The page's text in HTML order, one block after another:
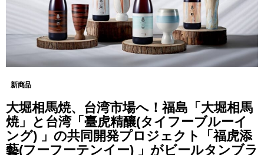
新商品
大堀相馬焼、台湾市場へ！福島「大堀相馬
焼」と台湾「臺虎精釀(タイフーブルーイ
ング) 」の共同開発プロジェクト「福虎添
藝(フーフーテンイー) 」がビールタンブラ